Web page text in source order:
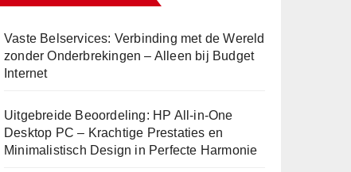
Vaste Belservices: Verbinding met de Wereld
zonder Onderbrekingen – Alleen bij Budget
Internet
Uitgebreide Beoordeling: HP All-in-One
Desktop PC – Krachtige Prestaties en
Minimalistisch Design in Perfecte Harmonie